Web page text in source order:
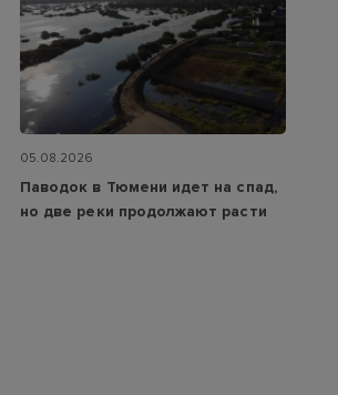
05.08.2026
Паводок в Тюмени идет на спад,
но две реки продолжают расти